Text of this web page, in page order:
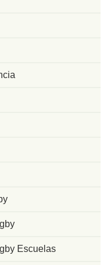
Escuelas